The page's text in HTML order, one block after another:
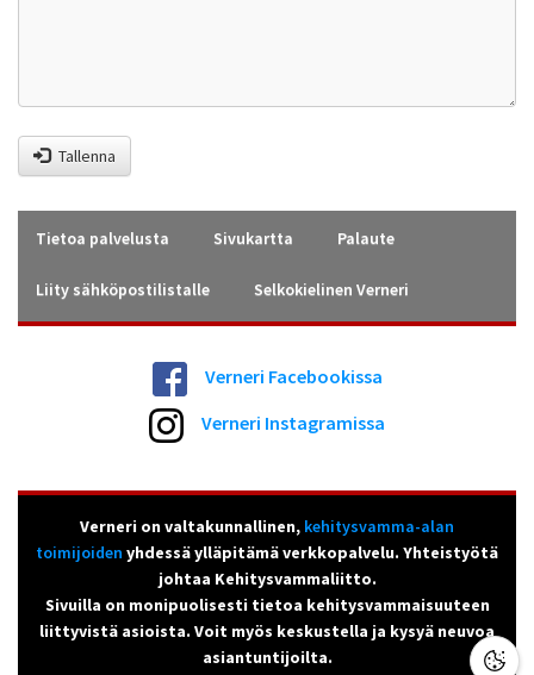
Tallenna
Tietoa palvelusta Sivukartta Palaute
Liity sähköpostilistalle Selkokielinen Verneri
Verneri Facebookissa
Verneri Instagramissa
Verneri on valtakunnallinen, kehitysvamma-alan
toimijoiden yhdessä ylläpitämä verkkopalvelu. Yhteistyötä
johtaa Kehitysvammaliitto.
Sivuilla on monipuolisesti tietoa kehitysvammaisuuteen
liittyvistä asioista. Voit myös keskustella ja kysyä neuvoa
asiantuntijoilta.